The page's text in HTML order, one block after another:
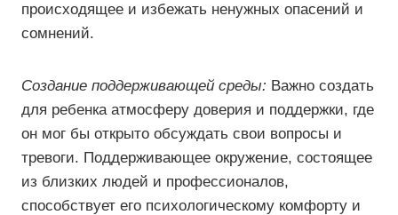
происходящее и избежать ненужных опасений и
сомнений.
Создание поддерживающей среды: Важно создать
для ребенка атмосферу доверия и поддержки, где
он мог бы открыто обсуждать свои вопросы и
тревоги. Поддерживающее окружение, состоящее
из близких людей и профессионалов,
способствует его психологическому комфорту и